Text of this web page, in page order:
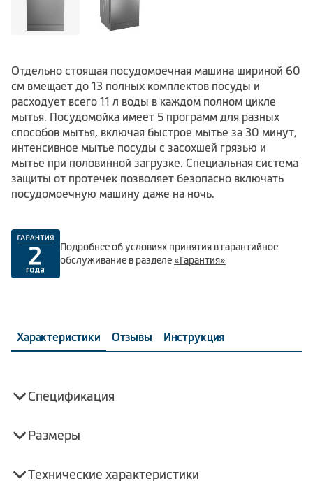
Отдельно стоящая посудомоечная машина шириной 60
см вмещает до 13 полных комплектов посуды и
расходует всего 11 л воды в каждом полном цикле
мытья. Посудомойка имеет 5 программ для разных
способов мытья, включая быстрое мытье за 30 минут,
интенсивное мытье посуды с засохшей грязью и
мытье при половинной загрузке. Специальная система
защиты от протечек позволяет безопасно включать
посудомоечную машину даже на ночь.
Подробнее об условиях принятия в гарантийное
обслуживание в разделе«Гарантия»
Характеристики Отзывы Инструкция
Спецификация
Размеры
Технические характеристики